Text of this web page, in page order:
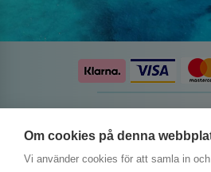
Om cookies på denna
Vi använder cookies för att samla in